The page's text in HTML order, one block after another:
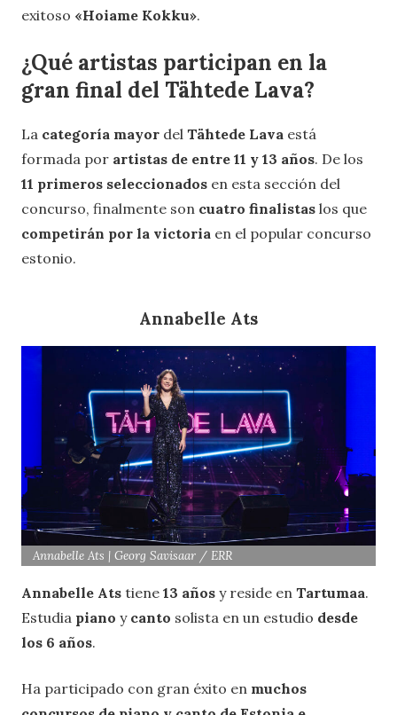
exitoso «Hoiame Kokku».
¿Qué artistas participan en la
gran final del Tähtede Lava?
La categoría mayor del Tähtede Lava está
formada por artistas de entre 11 y 13 años. De los
11 primeros seleccionados en esta sección del
concurso, finalmente son cuatro finalistas los que
competirán por la victoria en el popular concurso
estonio.
Annabelle Ats
Annabelle Ats | Georg Savisaar / ERR
Annabelle Ats tiene 13 años y reside en Tartumaa.
Estudia piano y canto solista en un estudio desde
los 6 años.
Ha participado con gran éxito en muchos